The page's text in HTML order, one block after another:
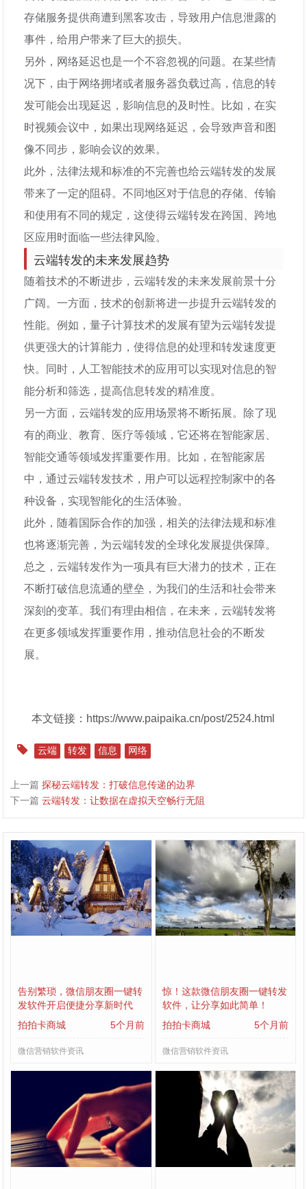
存储服务提供商遭到黑客攻击，导致用户信息泄露的
事件，给用户带来了巨大的损失。
另外，网络延迟也是一个不容忽视的问题。在某些情
况下，由于网络拥堵或者服务器负载过高，信息的转
发可能会出现延迟，影响信息的及时性。比如，在实
时视频会议中，如果出现网络延迟，会导致声音和图
像不同步，影响会议的效果。
此外，法律法规和标准的不完善也给云端转发的发展
带来了一定的阻碍。不同地区对于信息的存储、传输
和使用有不同的规定，这使得云端转发在跨国、跨地
区应用时面临一些法律风险。
云端转发的未来发展趋势
随着技术的不断进步，云端转发的未来发展前景十分
广阔。一方面，技术的创新将进一步提升云端转发的
性能。例如，量子计算技术的发展有望为云端转发提
供更强大的计算能力，使得信息的处理和转发速度更
快。同时，人工智能技术的应用可以实现对信息的智
能分析和筛选，提高信息转发的精准度。
另一方面，云端转发的应用场景将不断拓展。除了现
有的商业、教育、医疗等领域，它还将在智能家居、
智能交通等领域发挥重要作用。比如，在智能家居
中，通过云端转发技术，用户可以远程控制家中的各
种设备，实现智能化的生活体验。
此外，随着国际合作的加强，相关的法律法规和标准
也将逐渐完善，为云端转发的全球化发展提供保障。
总之，云端转发作为一项具有巨大潜力的技术，正在
不断打破信息流通的壁垒，为我们的生活和社会带来
深刻的变革。我们有理由相信，在未来，云端转发将
在更多领域发挥重要作用，推动信息社会的不断发
展。
本文链接：https://www.paipaika.cn/post/2524.html
云端 转发 信息 网络
上一篇探秘云端转发：打破信息传递的边界
下一篇云端转发：让数据在虚拟天空畅行无阻
告别繁琐，微信朋友圈一键转
发软件开启便捷分享新时代
拍拍卡商城
5个月前
微信营销软件资讯
惊！这款微信朋友圈一键转发
软件，让分享如此简单！
拍拍卡商城
5个月前
微信营销软件资讯